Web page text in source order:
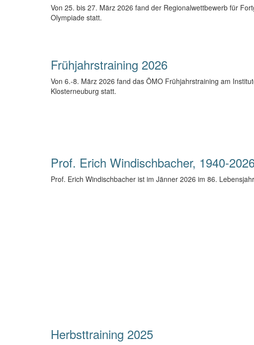
Von 25. bis 27. März 2026 fand der Regionalwettbewerb für
Olympiade statt.
Frühjahrstraining 2026
Von 6.-8. März 2026 fand das ÖMO Frühjahrstraining am
Klosterneuburg statt.
Prof. Erich Windischbacher, 1940-
Prof. Erich Windischbacher ist im Jänner 2026 im 86.
Herbsttraining 2025